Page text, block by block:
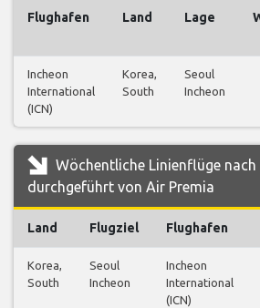
Flughafen Land Lage
Incheon
International
(ICN)
Korea,
South
Seoul
Incheon
Wöchentliche Linienflüge nach
durchgeführt von Air Premia
Land Flugziel Flughafen
Korea,
South
Seoul
Incheon
Incheon
International
(ICN)